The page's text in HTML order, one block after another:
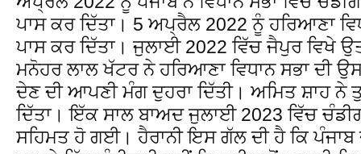
ਪਾਸ ਕਰ ਦਿੱਤਾ। 5 ਅਪ੍ਰੈਲ 2022 ਨੂੰ ਹਰਿਆਣਾ
ਪਾਸ ਕਰ ਦਿੱਤਾ। ਜੁਲਾਈ 2022 ਵਿੱਚ ਜੈਪੁਰ ਵਿਖੇ
ਮਨੋਹਰ ਲਾਲ ਖੱਟਰ ਨੇ ਹਰਿਆਣਾ ਵਿਧਾਨ ਸਭਾ ਦੀ
ਦੇਣ ਦੀ ਆਪਣੀ ਮੰਗ ਦੁਹਰਾ ਦਿੱਤੀ। ਅਮਿਤ ਸ਼ਾਹ ਨੇ
ਦਿੱਤਾ। ਇੱਕ ਸਾਲ ਬਾਅਦ ਜੁਲਾਈ 2023 ਵਿੱਚ
ਸਹਿਮਤ ਹੋ ਗਈ। ਹੈਰਾਨੀ ਇਸ ਗੱਲ ਦੀ ਹੈ ਕਿ ਪੰਜਾਬ